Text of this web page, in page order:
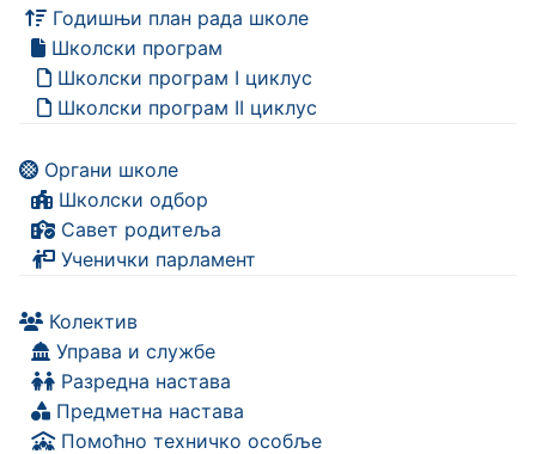
Годишњи план рада школе
Школски програм
Школски програм I циклус
Школски програм II циклус
Органи школе
Школски одбор
Савет родитеља
Ученички парламент
Колектив
Управа и службе
Разредна настава
Предметна настава
Помоћно техничко особље